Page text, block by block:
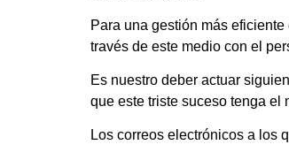
Para una gestión más
través de este medio con el
Es nuestro deber actuar
que este triste suceso tenga el
Los correos electrónicos a los